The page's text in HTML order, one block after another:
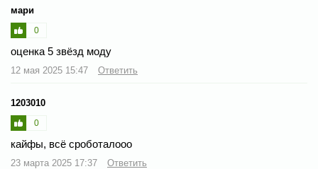
мари
0
оценка 5 звёзд моду
12 мая 2025 15:47 Ответить
1203010
0
кайфы, всё сроботалооо
23 марта 2025 17:37 Ответить